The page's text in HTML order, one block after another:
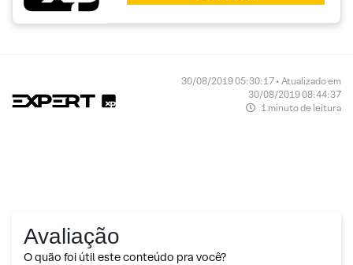
30/08/2019 05:30:17 • Atualizado em
30/08/2019 08:44:37
1 minuto de leitura
Avaliação
O quão foi útil este conteúdo pra você?